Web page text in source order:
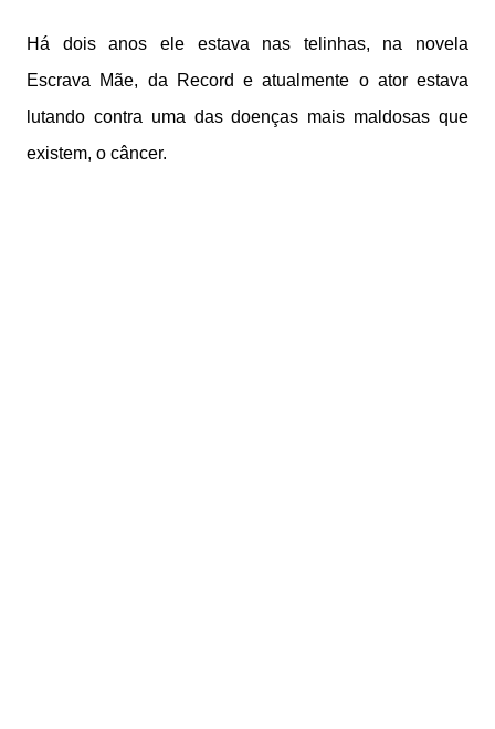
Há dois anos ele estava nas telinhas, na novela
Escrava Mãe, da Record e atualmente o ator estava
lutando contra uma das doenças mais maldosas que
existem, o câncer.